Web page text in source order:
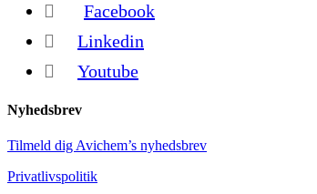
Facebook
Linkedin
Youtube
Nyhedsbrev
Tilmeld dig Avichem’s nyhedsbrev
Privatlivspolitik